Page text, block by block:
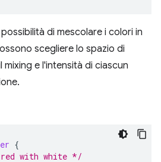
di mescolare i colori in
scegliere lo spazio di
mixing e l'intensità di ciascun
{
with white */